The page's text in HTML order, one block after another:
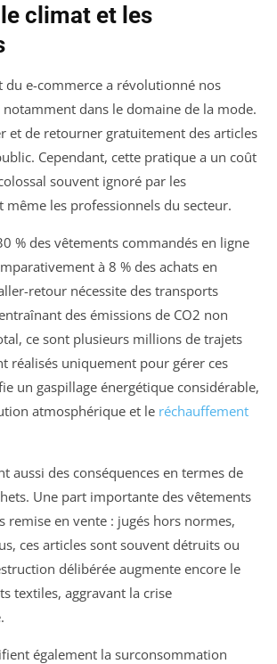
climat et les
du e-commerce a révolutionné nos
notamment dans le domaine de la mode.
et de retourner gratuitement des articles
Cependant, cette pratique a un coût
souvent ignoré par les
même les professionnels du secteur.
% des vêtements commandés en ligne
à 8 % des achats en
retour nécessite des transports
des émissions de CO2 non
ce sont plusieurs millions de trajets
réalisés uniquement pour gérer ces
un gaspillage énergétique considérable,
atmosphérique et le réchauffement
aussi des conséquences en termes de
Une part importante des vêtements
remise en vente : jugés hors normes,
ces articles sont souvent détruits ou
délibérée augmente encore le
textiles, aggravant la crise
également la surconsommation